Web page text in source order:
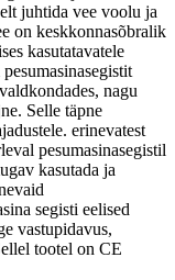
juhtida vee voolu ja
on keskkonnasõbralik
kasutatavatele
nagu
Selle täpne
erinevatest
pesumasinasegistil
kasutada ja
segisti eelised
vastupidavus,
tootel on CE